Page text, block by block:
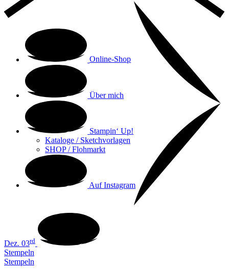
Online-Shop
Über mich
Stampin‘ Up!
Kataloge / Sketchvorlagen
SHOP / Flohmarkt
Auf Instagram
Dez. 03rd
Stempeln
Stempeln